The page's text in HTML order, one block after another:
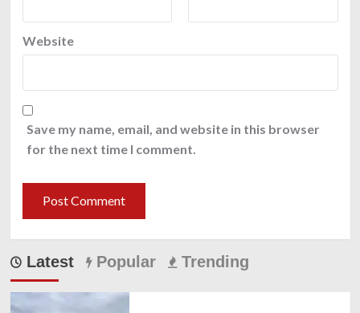
Website
Save my name, email, and website in this browser
for the next time I comment.
Latest Popular Trending